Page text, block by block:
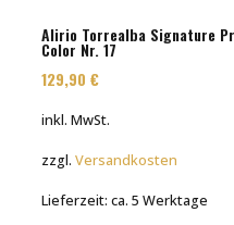
Alirio Torrealba Signature
Color Nr. 17
129,90€
inkl. MwSt.
zzgl.Versandkosten
Lieferzeit:ca. 5 Werktage